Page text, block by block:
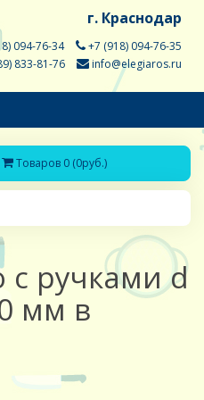
г. Краснодар
094-76-34
+7 (918) 094-76-35
833-81-76
info@elegiaros.ru
Товаров 0 (0руб.)
с ручками d
мм в